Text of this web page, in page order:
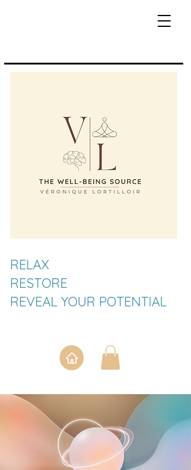
RELAX
RESTORE
REVEAL YOUR POTENTIAL